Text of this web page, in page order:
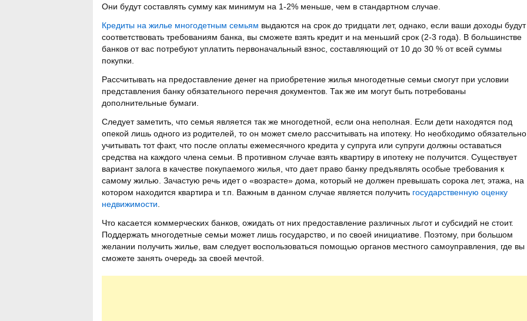
Они будут составлять сумму как минимум на 1-2% меньше, чем в стандартном случае.
Кредиты на жилье многодетным семьям выдаются на срок до тридцати лет, однако, если ваши доходы будут
соответствовать требованиям банка, вы сможете взять кредит и на меньший срок (2-3 года). В большинстве
банков от вас потребуют уплатить первоначальный взнос, составляющий от 10 до 30 % от всей суммы
покупки.
Рассчитывать на предоставление денег на приобретение жилья многодетные семьи смогут при условии
представления банку обязательного перечня документов. Так же им могут быть потребованы
дополнительные бумаги.
Следует заметить, что семья является так же многодетной, если она неполная. Если дети находятся под
опекой лишь одного из родителей, то он может смело рассчитывать на ипотеку. Но необходимо обязательно
учитывать тот факт, что после оплаты ежемесячного кредита у супруга или супруги должны оставаться
средства на каждого члена семьи. В противном случае взять квартиру в ипотеку не получится. Существует
вариант залога в качестве покупаемого жилья, что дает право банку предъявлять особые требования к
самому жилью. Зачастую речь идет о «возрасте» дома, который не должен превышать сорока лет, этажа, на
котором находится квартира и т.п. Важным в данном случае является получить государственную оценку
недвижимости
Что касается коммерческих банков, ожидать от них предоставление различных льгот и субсидий не стоит.
Поддержать многодетные семьи может лишь государство, и по своей инициативе. Поэтому, при большом
желании получить жилье, вам следует воспользоваться помощью органов местного самоуправления, где вы
сможете занять очередь за своей мечтой.